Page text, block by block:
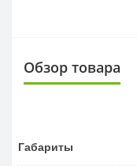
Обзор товара
Габариты